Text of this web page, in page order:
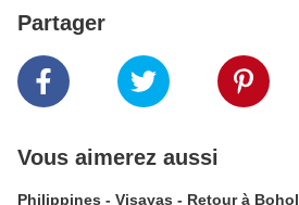
Partager
Vous aimerez aussi
Philippines - Visayas - Retour à Bohol